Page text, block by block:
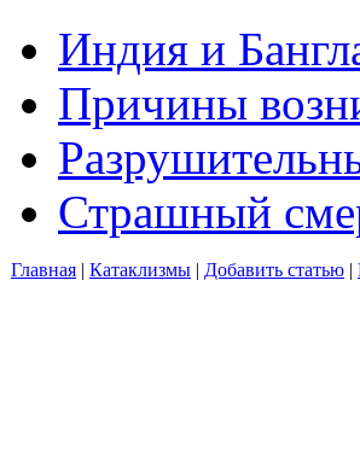
Индия и
Причины
Страшный
Главная | Катаклизмы | Добавить статью |